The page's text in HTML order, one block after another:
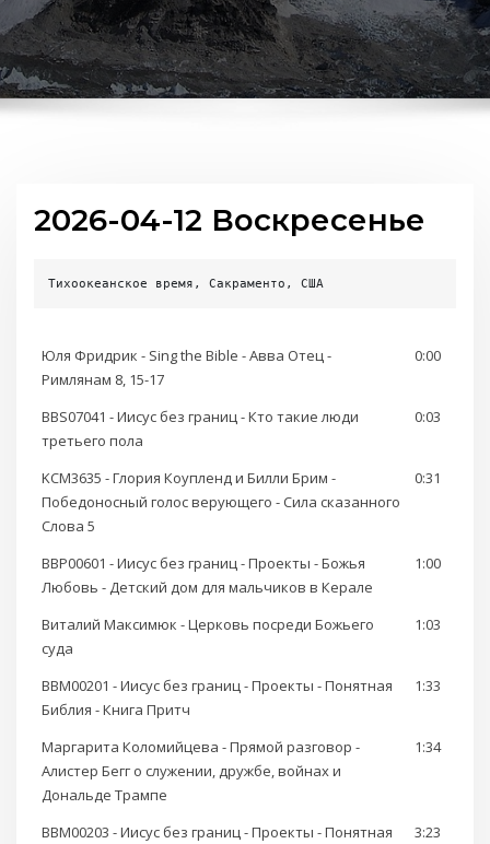
2026-04-12 Воскресенье
Тихоокеанское время, Сакраменто, США
Юля Фридрик - Sing the Bible - Авва Отец -
Римлянам 8, 15-17
0:00
BBS07041 - Иисус без границ - Кто такие люди
третьего пола
0:03
KCM3635 - Глория Коупленд и Билли Брим -
Победоносный голос верующего - Сила сказанного
Слова 5
0:31
BBP00601 - Иисус без границ - Проекты - Божья
Любовь - Детский дом для мальчиков в Керале
1:00
Виталий Максимюк - Церковь посреди Божьего
суда
1:03
BBM00201 - Иисус без границ - Проекты - Понятная
Библия - Книга Притч
1:33
Маргарита Коломийцева - Прямой разговор -
Алистер Бегг о служении, дружбе, войнах и
Дональде Трампе
1:34
BBM00203 - Иисус без границ - Проекты - Понятная
3:23